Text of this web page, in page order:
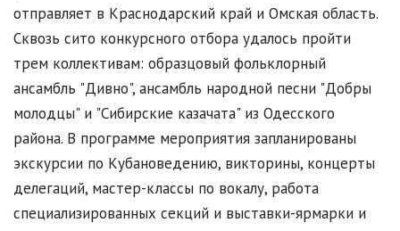
отправляет в Краснодарский край и Омская область.
Сквозь сито конкурсного отбора удалось пройти
трем коллективам: образцовый фольклорный
ансамбль "Дивно", ансамбль народной песни "Добры
молодцы" и "Сибирские казачата" из Одесского
района. В программе мероприятия запланированы
экскурсии по Кубановедению, викторины, концерты
делегаций, мастер-классы по вокалу, работа
специализированных секций и выставки-ярмарки и